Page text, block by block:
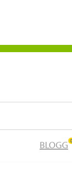
BLOGG 0